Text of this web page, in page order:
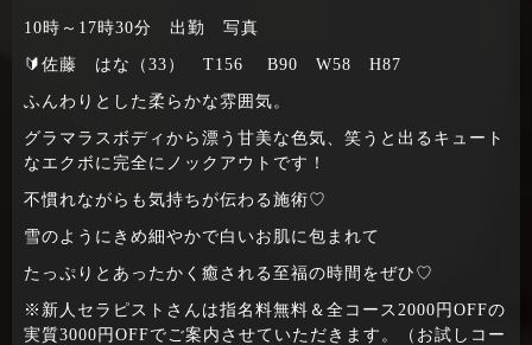
10時～17時30分 出勤 写真
🔰佐藤 はな（33） T156 B90 W58 H87
ふんわりとした柔らかな雰囲気。
グラマラスボディから漂う甘美な色気、笑うと出るキュート
なエクボに完全にノックアウトです！
不慣れながらも気持ちが伝わる施術♡
雪のようにきめ細やかで白いお肌に包まれて
たっぷりとあったかく癒される至福の時間をぜひ♡
※新人セラピストさんは指名料無料＆全コース2000円OFFの
実質3000円OFFでご案内させていただきます。（お試しコー